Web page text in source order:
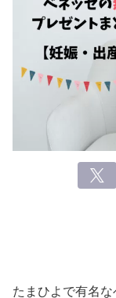
たまひよで有名な